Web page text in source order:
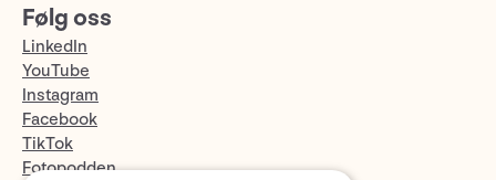
Følg oss
LinkedIn
YouTube
Instagram
Facebook
TikTok
Fotopodden